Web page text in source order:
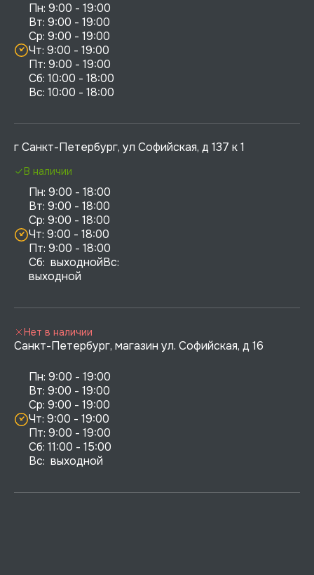
Пн: 9:00 - 19:00
Вт: 9:00 - 19:00
Ср: 9:00 - 19:00
Чт: 9:00 - 19:00
Пт: 9:00 - 19:00
Сб: 10:00 - 18:00
г Санкт-Петербург, ул Софийская, д 137 к 1
Пн: 9:00 - 18:00
Вт: 9:00 - 18:00
Ср: 9:00 - 18:00
Чт: 9:00 - 18:00
Пт: 9:00 - 18:00
Сб:  выходнойВс:
выходной
В наличии
Санкт-Петербург, магазин ул. Софийская, д 16
Пн: 9:00 - 19:00
Вт: 9:00 - 19:00
Ср: 9:00 - 19:00
Чт: 9:00 - 19:00
Пт: 9:00 - 19:00
Сб: 11:00 - 15:00
Вс:  выходной
Нет в наличии